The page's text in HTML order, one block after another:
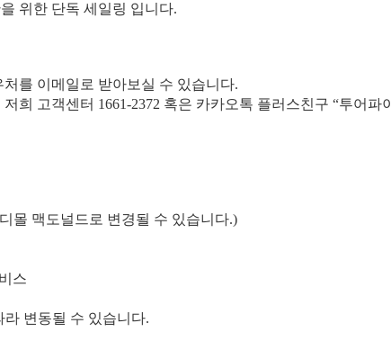
위한 단독 세일링 입니다.
를 이메일로 받아보실 수 있습니다.
희 고객센터 1661-2372 혹은 카카오톡 플러스친구 “투어파이
몰 맥도널드로 변경될 수 있습니다.)
스
변동될 수 있습니다.